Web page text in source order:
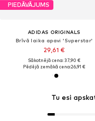
PIEDĀVĀJUMS
ADIDAS ORIGINALS
Brīvā laika apavi 'Superstar'
29,61 €
Sākotnējā cena: 37,90 €
Pēdējā zemākā cena:26,91 €
Tu esi